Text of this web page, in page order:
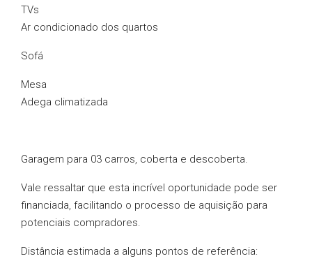
TVs
Ar condicionado dos quartos
Sofá
Mesa
Adega climatizada
Garagem para 03 carros, coberta e descoberta.
Vale ressaltar que esta incrível oportunidade pode ser
financiada, facilitando o processo de aquisição para
potenciais compradores.
Distância estimada a alguns pontos de referência: